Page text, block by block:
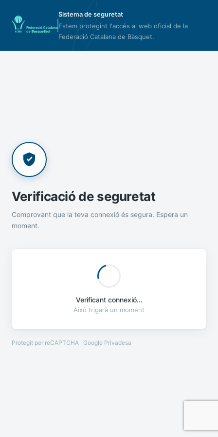
Sistema de seguretat
Estem protegint l'accés al web oficial de la
Federació Catalana de Bàsquet.
Verificació de seguretat
Comprovant que la teva connexió és segura. Espera un
moment.
Verificant connexió...
Això trigarà un moment
Protegit per reCAPTCHA · Google Privadesa